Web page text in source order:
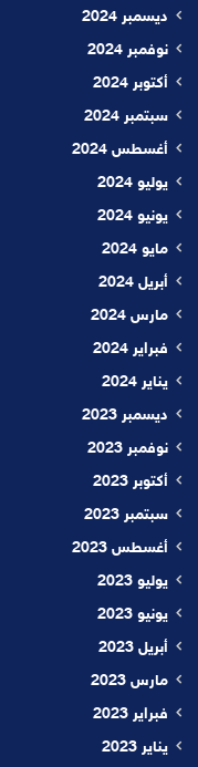
ديسمبر 2024
نوفمبر 2024
أكتوبر 2024
سبتمبر 2024
أغسطس 2024
يوليو 2024
يونيو 2024
مايو 2024
أبريل 2024
مارس 2024
فبراير 2024
يناير 2024
ديسمبر 2023
نوفمبر 2023
أكتوبر 2023
سبتمبر 2023
أغسطس 2023
يوليو 2023
يونيو 2023
أبريل 2023
مارس 2023
فبراير 2023
يناير 2023